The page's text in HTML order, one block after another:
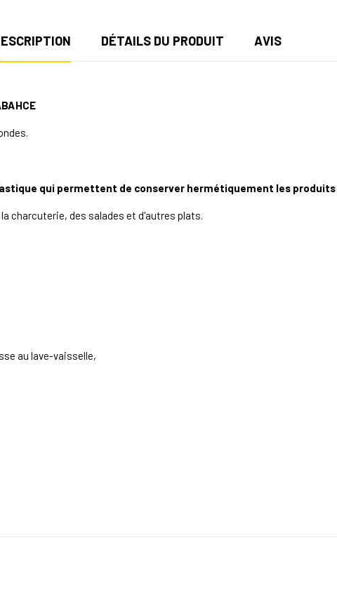
DÉTAILS DU PRODUIT AVIS
qui permettent de conserver hermétiquement les
charcuterie, des salades et d'autres plats.
au lave-vaisselle,